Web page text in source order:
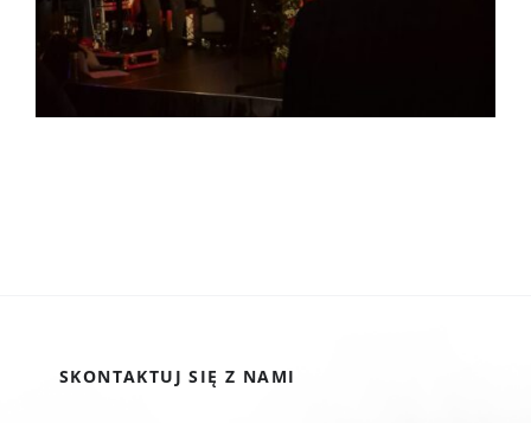
SKONTAKTUJ SIĘ Z NAMI